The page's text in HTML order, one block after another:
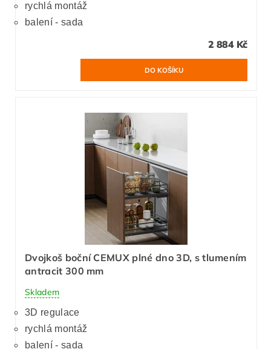
rychlá montáž
balení - sada
2 884 Kč
Dvojkoš boční CEMUX plné dno 3D, s tlumením
antracit 300 mm
Skladem
3D regulace
rychlá montáž
balení - sada